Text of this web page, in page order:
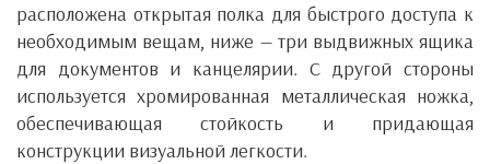
расположена открытая полка для быстрого доступа к
необходимым вещам, ниже — три выдвижных ящика
для документов и канцелярии. С другой стороны
используется хромированная металлическая ножка,
обеспечивающая стойкость и придающая
конструкции визуальной легкости.